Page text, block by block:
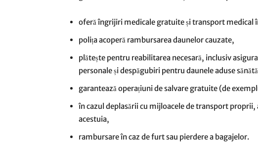
oferă îngrijiri medicale gratuite și transport medical
polița acoperă rambursarea daunelor cauzate,
plătește pentru reabilitarea necesară, inclusiv
personale și despăgubiri pentru daunele aduse
garantează operațiuni de salvare gratuite (de
în cazul deplasării cu mijloacele de transport proprii,
acestuia,
rambursare în caz de furt sau pierdere a bagajelor.